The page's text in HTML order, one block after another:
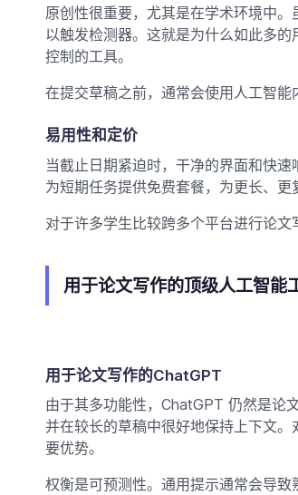
原创性很重要，尤其是在学术环境中
以触发检测器。这就是为什么如此多
控制的工具。
在提交草稿之前，通常会使用人工智能
易用性和定价
当截止日期紧迫时，干净的界面和快
为短期任务提供免费套餐，为更长、更
对于许多学生比较跨多个平台进行论文
用于论文写作的顶级人工智能
用于论文写作的ChatGPT
由于其多功能性，ChatGPT 仍然是论
并在较长的草稿中很好地保持上下文
要优势。
权衡是可预测性。通用提示通常会导致